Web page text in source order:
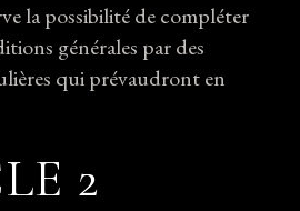
la possibilité de compléter
générales par des
qui prévaudront en
2